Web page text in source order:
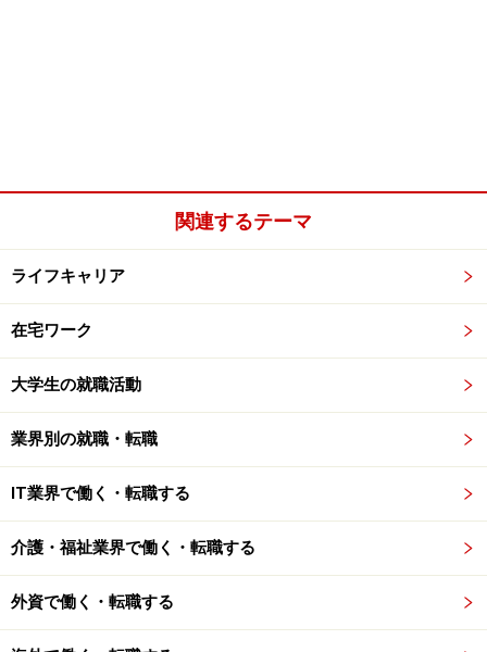
関連するテーマ
ライフキャリア
在宅ワーク
大学生の就職活動
業界別の就職・転職
IT業界で働く・転職する
介護・福祉業界で働く・転職する
外資で働く・転職する